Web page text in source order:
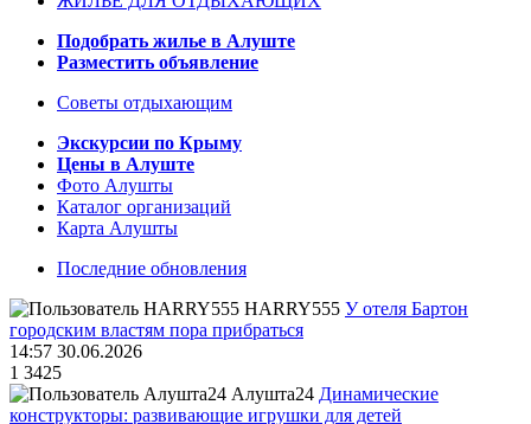
Подобрать жилье в Алуште
Разместить объявление
Советы отдыхающим
Экскурсии по Крыму
Цены в Алуште
Фото Алушты
Каталог организаций
Карта Алушты
Последние обновления
HARRY555 У отеля Бартон
городским властям пора прибраться
14:57 30.06.2026
1 3425
Алушта24 Динамические
конструкторы: развивающие игрушки для детей